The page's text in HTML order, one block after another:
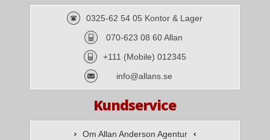
0325-62 54 05 Kontor & Lager
070-623 08 60 Allan
+111 (Mobile) 012345
info@allans.se
Kundservice
Om Allan Anderson Agentur